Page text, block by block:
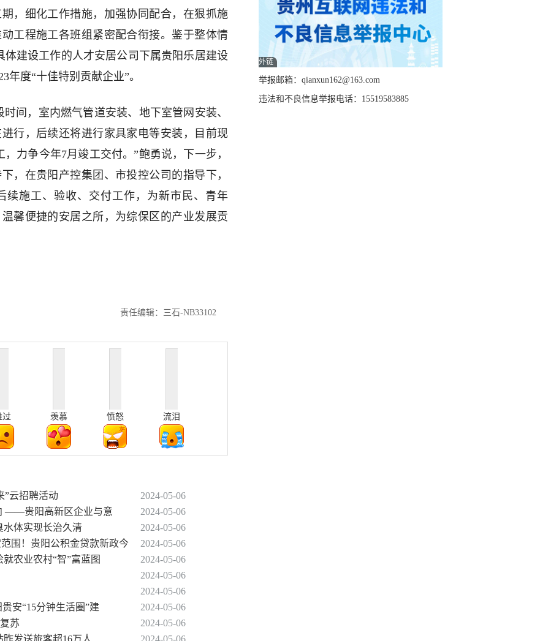
，细化工作措施，加强协同配合，在狠抓施
工程施工各班组紧密配合衔接。鉴于整体情
建设工作的人才安居公司下属贵阳乐居建设
年度“十佳特别贡献企业”。
间，室内燃气管道安装、地下室管网安装、
行，后续还将进行家具家电等安装，目前现
力争今年7月竣工交付。”鲍勇说，下一步，
，在贵阳产控集团、市投控公司的指导下，
续施工、验收、交付工作，为新市民、青年
馨便捷的安居之所，为综保区的产业发展贡
责任编辑：三石-NB33102
过 羡慕 愤怒 流泪
”云招聘活动
2024-05-06
——贵阳高新区企业与意
2024-05-06
水体实现长治久清
2024-05-06
围！贵阳公积金贷款新政今
2024-05-06
农业农村“智”富蓝图
2024-05-06
2024-05-06
2024-05-06
安“15分钟生活圈”建
2024-05-06
苏
2024-05-06
发送旅客超16万人
2024-05-06
外链
举报邮箱：qianxun162@163.com
违法和不良信息举报电话：15519583885